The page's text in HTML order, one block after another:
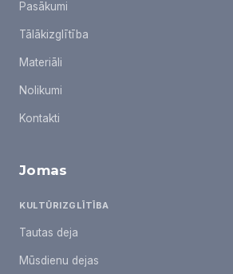
Pasākumi
Tālākizglītība
Materiāli
Nolikumi
Kontakti
Jomas
KULTŪRIZGLĪTĪBA
Tautas deja
Mūsdienu dejas